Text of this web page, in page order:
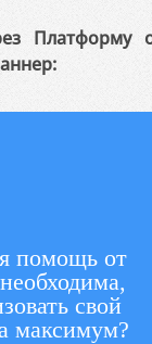
Платформу
помощь от
свой
максимум?